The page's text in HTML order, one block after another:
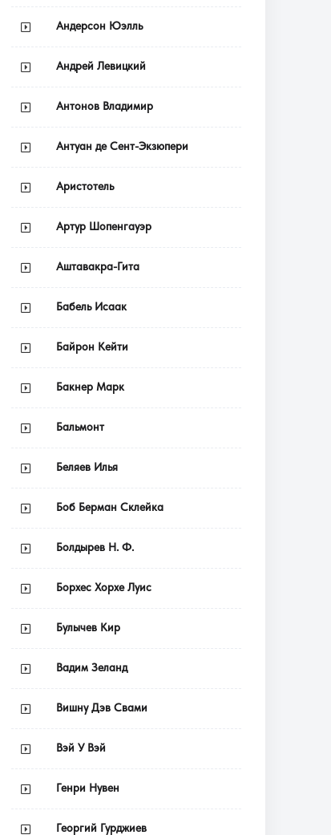
Андерсон Юэлль
Андрей Левицкий
Антонов Владимир
Антуан де Сент-Экзюпери
Аристотель
Артур Шопенгауэр
Аштавакра-Гита
Бабель Исаак
Байрон Кейти
Бакнер Марк
Бальмонт
Беляев Илья
Боб Берман Склейка
Болдырев Н. Ф.
Борхес Хорхе Луис
Булычев Кир
Вадим Зеланд
Вишну Дэв Свами
Вэй У Вэй
Генри Нувен
Георгий Гурджиев